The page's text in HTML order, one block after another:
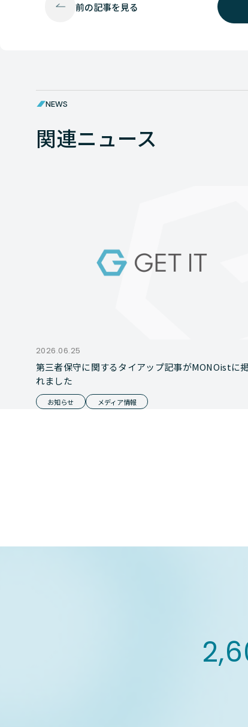
前の記事を見る
NEWS
関連ニュース
2026.06.25
第三者保守に関するタイアップ記事がMONOistに
れました
お知らせ メディア情報